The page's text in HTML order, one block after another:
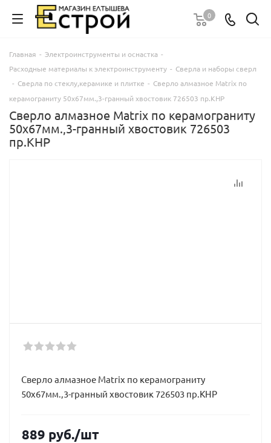
0
Главная - Электроинструменты и оснастка -
Расходные материалы к электроинструменту - Сверла и наборы сверл
- Сверла по стеклу,керамике и плитке - Сверло алмазное Matrix по
керамограниту 50х67мм.,3-гранный хвостовик 726503 пр.КНР
Сверло алмазное Matrix по керамограниту
50х67мм.,3-гранный хвостовик 726503
пр.КНР
Сверло алмазное Matrix по керамограниту
50х67мм.,3-гранный хвостовик 726503 пр.КНР
889 руб./шт